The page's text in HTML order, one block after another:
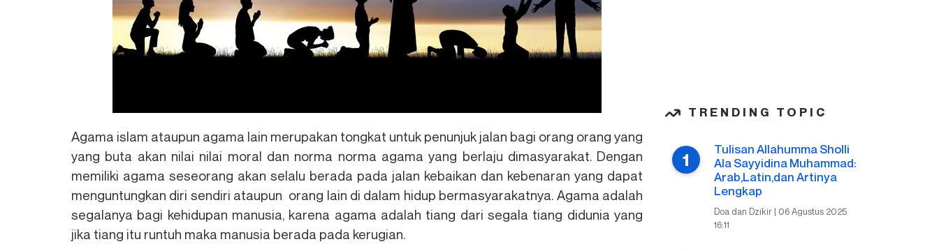
Agama islam ataupun agama lain merupakan tongkat untuk penunjuk jalan bagi orang orang yang
yang buta akan nilai nilai moral dan norma norma agama yang berlaju dimasyarakat. Dengan
memiliki agama seseorang akan selalu berada pada jalan kebaikan dan kebenaran yang dapat
menguntungkan diri sendiri ataupun orang lain di dalam hidup bermasyarakatnya. Agama adalah
segalanya bagi kehidupan manusia, karena agama adalah tiang dari segala tiang didunia yang
jika tiang itu runtuh maka manusia berada pada kerugian.
TRENDING TOPIC
Tulisan Allahumma Sholli
Ala Sayyidina Muhammad:
Arab,Latin,dan Artinya
Lengkap
Doa dan Dzikir | 06 Agustus 2025
16:11